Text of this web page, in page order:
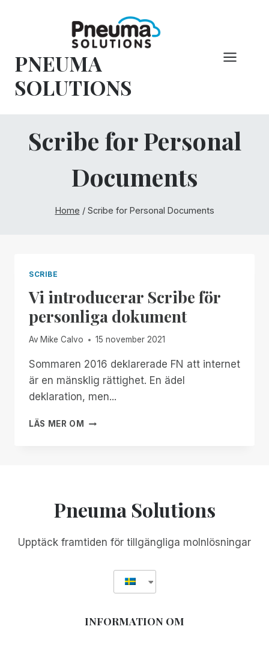
PNEUMA
SOLUTIONS
Scribe for Personal
Documents
Home / Scribe for Personal Documents
SCRIBE
Vi introducerar Scribe för
personliga dokument
Av Mike Calvo 15 november 2021
Sommaren 2016 deklarerade FN att internet
är en mänsklig rättighet. En ädel
deklaration, men...
LÄS MER OM
VI
Pneuma Solutions
Upptäck framtiden för tillgängliga molnlösningar
INFORMATION OM